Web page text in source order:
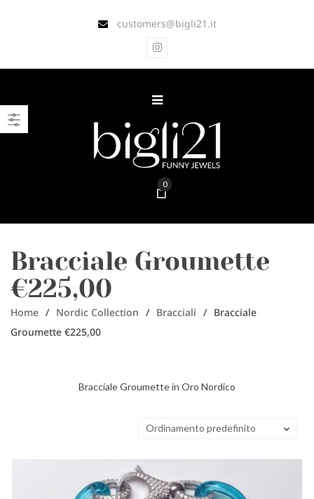
customers@bigli21.it
0
Bracciale Groumette
€225,00
Home / Nordic Collection / Bracciali / Bracciale
Groumette €225,00
Bracciale Groumette in Oro Nordico
Ordinamento predefinito